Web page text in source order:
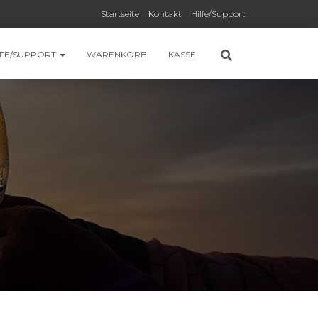
Startseite Kontakt Hilfe/Support
SUPPORT WARENKORB KASSE